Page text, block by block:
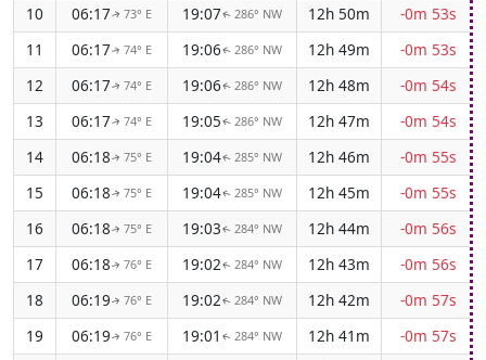
10
06:17↑73° E 19:07↑ 286° NW 12h 50m
-0m 53s
11
06:17↑ 74° E 19:06↑ 286° NW 12h 49m
-0m 53s
12
06:17↑ 74° E 19:06↑ 286° NW 12h 48m
-0m 54s
13
06:17↑ 74° E 19:05↑ 286° NW 12h 47m
-0m 54s
14
06:18↑ 75° E 19:04↑ 285° NW 12h 46m
-0m 55s
15
06:18↑ 75° E 19:04↑ 285° NW 12h 45m
-0m 55s
16
06:18↑ 75° E 19:03↑ 284° NW 12h 44m
-0m 56s
17
06:18↑ 76° E 19:02↑ 284° NW 12h 43m
-0m 56s
18
06:19↑ 76° E 19:02↑ 284° NW 12h 42m
-0m 57s
19
06:19↑ 76° E 19:01 ↑ 284° NW 12h 41m
-0m 57s